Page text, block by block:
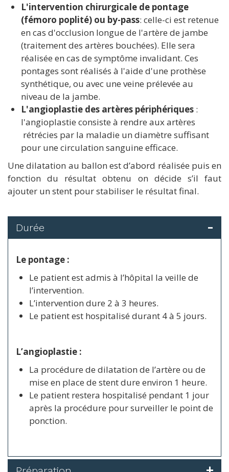
L'intervention chirurgicale de pontage
(fémoro poplité) ou by-pass: celle-ci est retenue
en cas d'occlusion longue de l'artère de jambe
(traitement des artères bouchées). Elle sera
réalisée en cas de symptôme invalidant. Ces
pontages sont réalisés à l'aide d'une prothèse
synthétique, ou avec une veine prélevée au
niveau de la jambe.
L'angioplastie des artères périphériques:
l'angioplastie consiste à rendre aux artères
rétrécies par la maladie un diamètre suffisant
pour une circulation sanguine efficace.
Une dilatation au ballon est d’abord réalisée puis en
fonction du résultat obtenu on décide s’il faut
ajouter un stent pour stabiliser le résultat final.
Durée
Le pontage :
Le patient est admis à l’hôpital la veille de
l’intervention.
L’intervention dure 2 à 3 heures.
Le patient est hospitalisé durant 4 à 5 jours.
L’angioplastie :
La procédure de dilatation de l’artère ou de
mise en place de stent dure environ 1 heure.
Le patient restera hospitalisé pendant 1 jour
après la procédure pour surveiller le point de
ponction.